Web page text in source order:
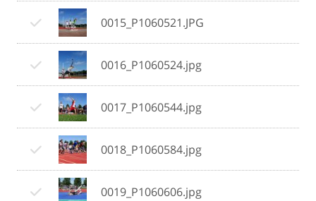
0015_P1060521.JPG
0016_P1060524.jpg
0017_P1060544.jpg
0018_P1060584.jpg
0019_P1060606.jpg